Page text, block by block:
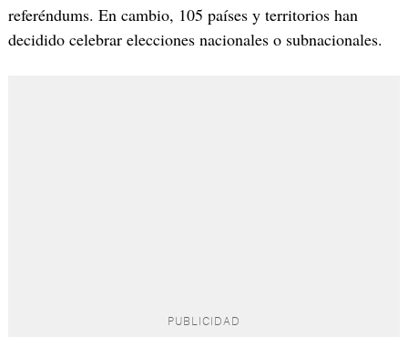
referéndums. En cambio, 105 países y territorios han
decidido celebrar elecciones nacionales o subnacionales.